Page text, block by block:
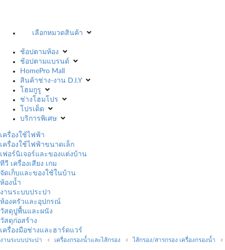
เลือกหมวดสินค้า
ช้อปตามห้อง
ช้อปตามแบรนด์
HomePro Mall
สินค้าช่าง-งาน D.I.Y
โฮมกูรู
ช่างโฮมโปร
โปรเด็ด
บริการพิเศษ
เครื่องใช้ไฟฟ้า
เครื่องใช้ไฟฟ้าขนาดเล็ก
เฟอร์นิเจอร์และของแต่งบ้าน
ทีวี เครื่องเสียง เกม
จัดเก็บและของใช้ในบ้าน
ห้องน้ำ
งานระบบประปา
ห้องครัวและอุปกรณ์
วัสดุปูพื้นและผนัง
วัสดุก่อสร้าง
เครื่องมือช่างและฮาร์ดแวร์
งานระบบประปา เครื่องกรองน้ำและไส้กรอง ไส้กรอง/สารกรอง เครื่องกรองน้ำ